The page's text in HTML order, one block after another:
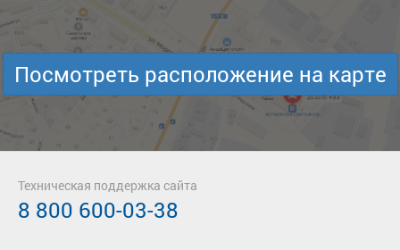
Посмотреть расположение на карте
Техническая поддержка сайта
8 800 600-03-38